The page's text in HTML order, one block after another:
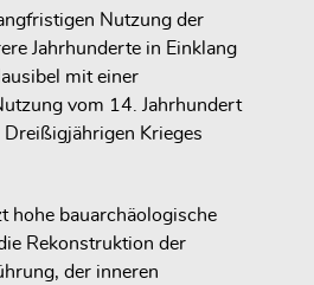
Nutzung der
Jahrhunderte in Einklang
mit einer
vom 14. Jahrhundert
Krieges
hohe bauarchäologische
Rekonstruktion der
der inneren